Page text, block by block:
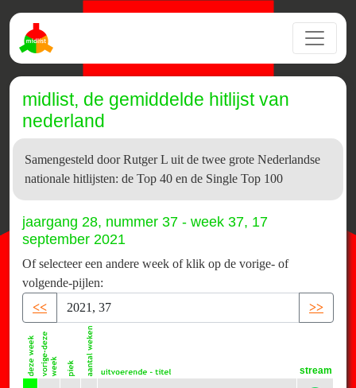
midlist, de gemiddelde hitlijst van
nederland
Samengesteld door Rutger L uit de twee grote Nederlandse
nationale hitlijsten: de Top 40 en de Single Top 100
jaargang 28, nummer 37 - week 37, 17
september 2021
Of selecteer een andere week of klik op de vorige- of
volgende-pijlen:
<<
>>
stream